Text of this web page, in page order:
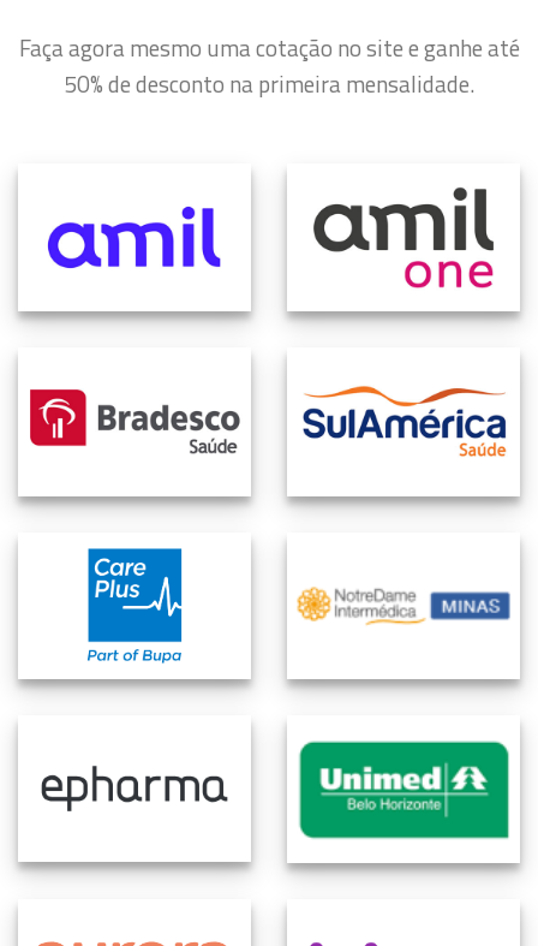
Faça agora mesmo uma cotação no site e ganhe até
50% de desconto na primeira mensalidade.